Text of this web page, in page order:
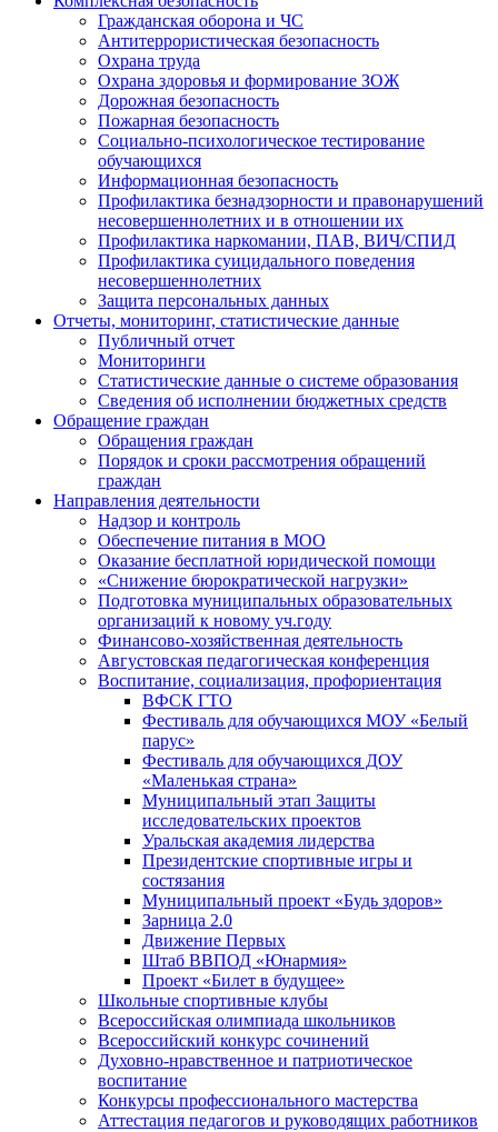
Гражданская оборона и ЧС
Антитеррористическая безопасность
Охрана труда
Охрана здоровья и формирование ЗОЖ
Дорожная безопасность
Пожарная безопасность
Социально-психологическое тестирование
обучающихся
Информационная безопасность
Профилактика безнадзорности и правонарушений
несовершеннолетних и в отношении их
Профилактика наркомании, ПАВ, ВИЧ/СПИД
Профилактика суицидального поведения
несовершеннолетних
Защита персональных данных
Отчеты, мониторинг, статистические данные
Публичный отчет
Мониторинги
Статистические данные о системе образования
Сведения об исполнении бюджетных средств
Обращение граждан
Обращения граждан
Порядок и сроки рассмотрения обращений
граждан
Направления деятельности
Надзор и контроль
Обеспечение питания в МОО
Оказание бесплатной юридической помощи
«Снижение бюрократической нагрузки»
Подготовка муниципальных образовательных
организаций к новому уч.году
Финансово-хозяйственная деятельность
Августовская педагогическая конференция
Воспитание, социализация, профориентация
ВФСК ГТО
Фестиваль для обучающихся МОУ «Белый
парус»
Фестиваль для обучающихся ДОУ
«Маленькая страна»
Муниципальный этап Защиты
исследовательских проектов
Уральская академия лидерства
Президентские спортивные игры и
состязания
Муниципальный проект «Будь здоров»
Зарница 2.0
Движение Первых
Штаб ВВПОД «Юнармия»
Проект «Билет в будущее»
Школьные спортивные клубы
Всероссийская олимпиада школьников
Всероссийский конкурс сочинений
Духовно-нравственное и патриотическое
воспитание
Конкурсы профессионального мастерства
Аттестация педагогов и руководящих работников